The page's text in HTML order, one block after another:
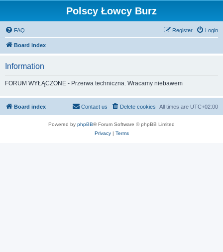
Polscy Łowcy Burz
FAQ Login
Register
Board index
Information
FORUM WYŁĄCZONE - Przerwa techniczna. Wracamy niebawem
Board index All times are UTC+02:00
Delete cookies
Contact us
Powered by phpBB® Forum Software © phpBB Limited
Privacy| Terms